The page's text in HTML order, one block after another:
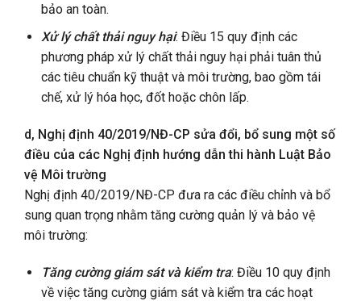
bảo an toàn.
Xử lý chất thải nguy hại: Điều 15 quy định các
phương pháp xử lý chất thải nguy hại phải tuân thủ
các tiêu chuẩn kỹ thuật và môi trường, bao gồm tái
chế, xử lý hóa học, đốt hoặc chôn lấp.
d, Nghị định 40/2019/NĐ-CP sửa đổi, bổ sung một số
điều của các Nghị định hướng dẫn thi hành Luật Bảo
vệ Môi trường
Nghị định 40/2019/NĐ-CP đưa ra các điều chỉnh và bổ
sung quan trọng nhằm tăng cường quản lý và bảo vệ
môi trường:
Tăng cường giám sát và kiểm tra: Điều 10 quy định
về việc tăng cường giám sát và kiểm tra các hoạt